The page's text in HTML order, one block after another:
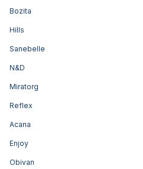
Bozita
Hills
Sanebelle
N&D
Miratorg
Reflex
Acana
Enjoy
Obivan